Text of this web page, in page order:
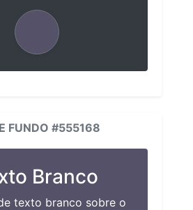
FUNDO #555168
Branco
texto branco sobre o